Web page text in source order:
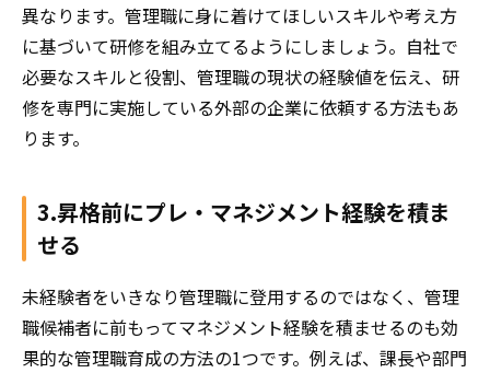
異なります。管理職に身に着けてほしいスキルや考え方
に基づいて研修を組み立てるようにしましょう。自社で
必要なスキルと役割、管理職の現状の経験値を伝え、研
修を専門に実施している外部の企業に依頼する方法もあ
ります。
3.昇格前にプレ・マネジメント経験を積ま
せる
未経験者をいきなり管理職に登用するのではなく、管理
職候補者に前もってマネジメント経験を積ませるのも効
果的な管理職育成の方法の1つです。例えば、課長や部門